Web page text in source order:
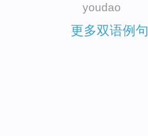
youdao
更多双语例句